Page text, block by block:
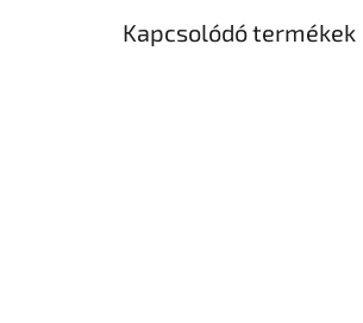
Kapcsolódó termékek